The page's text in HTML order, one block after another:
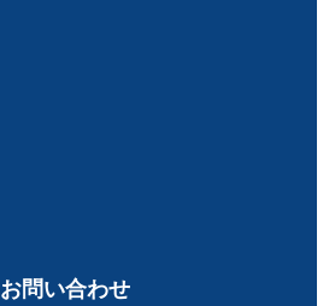
お問い合わせ